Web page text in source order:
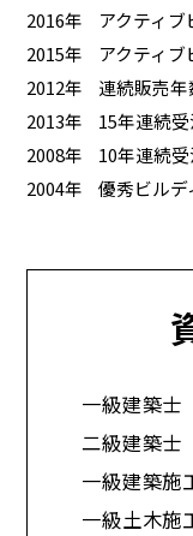
2016年
アクティ
2015年
アクティ
2012年
連続販売
2013年
15年連続受
2008年
10年連続
2004年
優秀ビルデ
一級建築
二級建築
一級建築
一級土木